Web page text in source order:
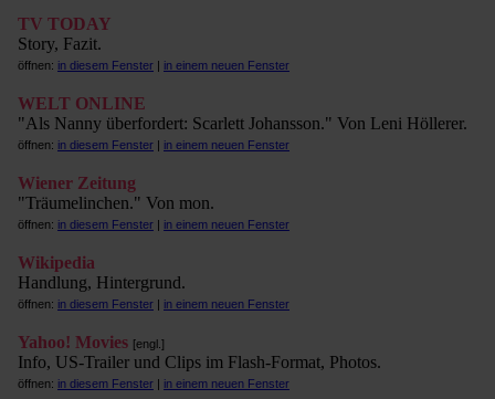
TV TODAY
Story, Fazit.
öffnen: in diesem Fenster | in einem neuen Fenster
WELT ONLINE
"Als Nanny überfordert: Scarlett Johansson." Von Leni Höllerer.
öffnen: in diesem Fenster | in einem neuen Fenster
Wiener Zeitung
"Träumelinchen." Von mon.
öffnen: in diesem Fenster | in einem neuen Fenster
Wikipedia
Handlung, Hintergrund.
öffnen: in diesem Fenster | in einem neuen Fenster
Yahoo! Movies [engl.]
Info, US-Trailer und Clips im Flash-Format, Photos.
öffnen: in diesem Fenster | in einem neuen Fenster